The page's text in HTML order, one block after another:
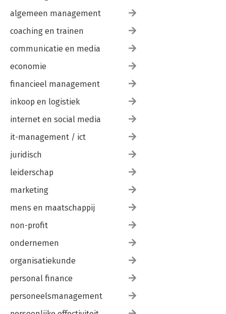
algemeen management
coaching en trainen
communicatie en media
economie
financieel management
inkoop en logistiek
internet en social media
it-management / ict
juridisch
leiderschap
marketing
mens en maatschappij
non-profit
ondernemen
organisatiekunde
personal finance
personeelsmanagement